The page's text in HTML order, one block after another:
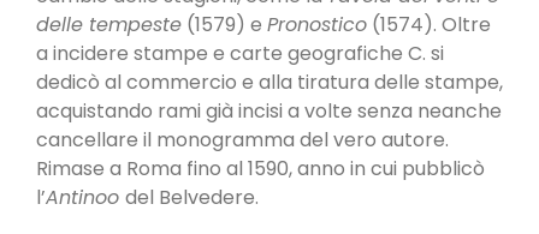
delle tempeste (1579) e Pronostico (1574). Oltre
a incidere stampe e carte geografiche C. si
dedicò al commercio e alla tiratura delle stampe,
acquistando rami già incisi a volte senza neanche
cancellare il monogramma del vero autore.
Rimase a Roma fino al 1590, anno in cui pubblicò
l’Antinoo del Belvedere.